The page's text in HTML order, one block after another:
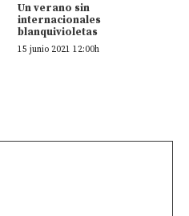
Un verano sin
internacionales
blanquivioletas
15 junio 2021 12:00h